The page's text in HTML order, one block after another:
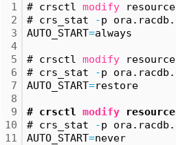
1
2
3
4
5
6
7
8
9
10
11
# crsctl modify resource
# crs_stat
-p
AUTO_START=always
# crsctl modify resource
# crs_stat
-p
AUTO_START=restore
# crsctl modify resource
# crs_stat
-p
AUTO_START=never